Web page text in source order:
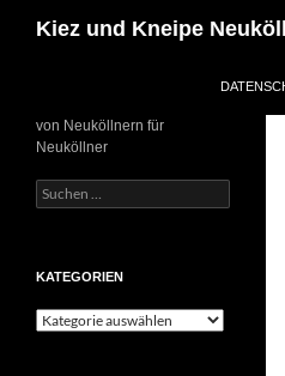
Inhalt
Kiez und Kneipe
von Neuköllnern für
Neuköllner
Suchen
nach:
KATEGORIEN
Kategorien